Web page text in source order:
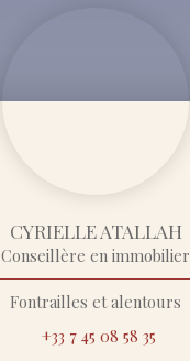
CYRIELLE ATALLAH
Conseillère en immobilier
Fontrailles et alentours
+33 7 45 08 58 35